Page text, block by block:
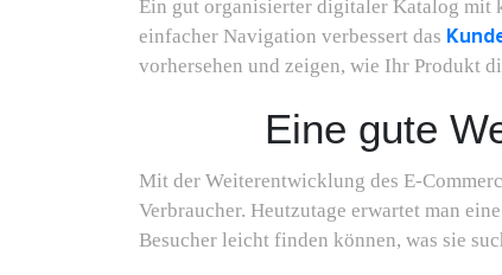
Ein gut organisierter digitaler Katalog mit
einfacher Navigation verbessert das
vorhersehen und zeigen, wie Ihr Produkt
Eine gute
Mit der Weiterentwicklung des E-
Verbraucher. Heutzutage erwartet man
Besucher leicht finden können, was sie